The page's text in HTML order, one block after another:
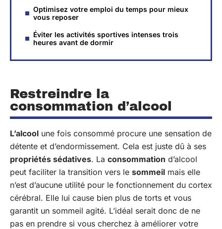
Optimisez votre emploi du temps pour mieux
vous reposer
Éviter les activités sportives intenses trois
heures avant de dormir
Restreindre la
consommation d’alcool
L’alcool une fois consommé procure une sensation de
détente et d’endormissement. Cela est juste dû à ses
propriétés sédatives. La consommation d’alcool
peut faciliter la transition vers le sommeil mais elle
n’est d’aucune utilité pour le fonctionnement du cortex
cérébral. Elle lui cause bien plus de torts et vous
garantit un sommeil agité. L’idéal serait donc de ne
pas en prendre si vous cherchez à améliorer votre